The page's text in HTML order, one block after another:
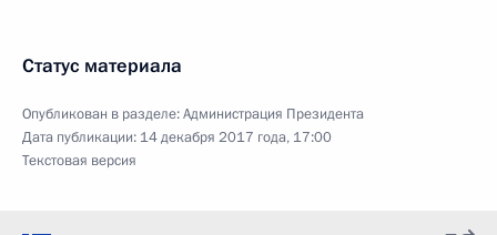
Статус материала
Опубликован в разделе:Администрация Президента
Дата публикации: 14 декабря 2017 года, 17:00
Текстовая версия